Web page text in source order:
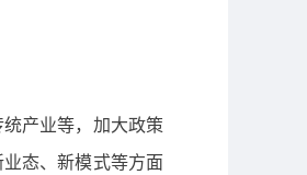
产业等，加大政策
态、新模式等方面